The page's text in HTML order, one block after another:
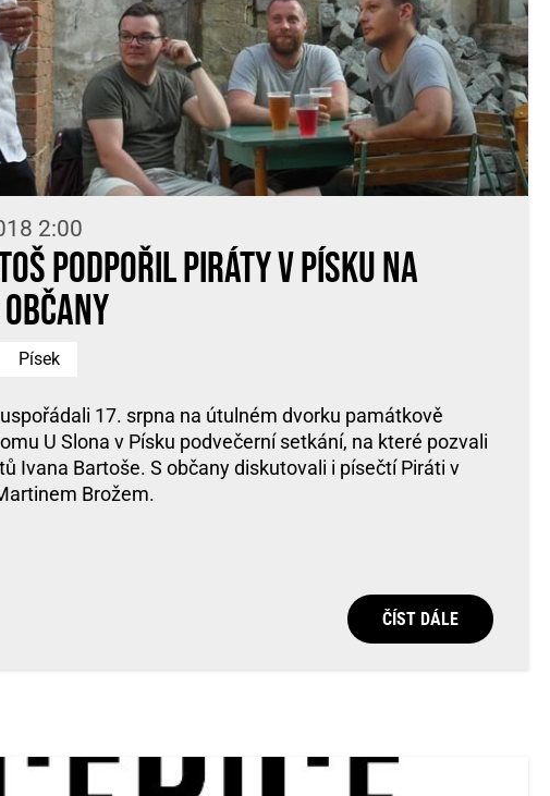
2:00
podpořil Piráty v Písku na
Písek
17. srpna na útulném dvorku památkově
U Slona v Písku podvečerní setkání, na které pozvali
Ivana Bartoše. S občany diskutovali i písečtí Piráti v
Brožem.
ČÍST DÁLE